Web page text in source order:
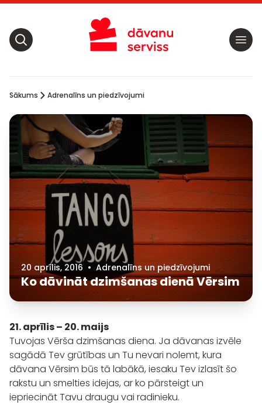
Sākums Adrenalīns un piedzīvojumi
20 aprīlis, 2016 • Adrenalīns un piedzīvojumi
Ko dāvināt dzimšanas dienā Vērsim
21. aprīlis – 20. maijs
Tuvojas Vērša dzimšanas diena. Ja dāvanas izvēle
sagādā Tev grūtības un Tu nevari nolemt, kura
dāvana Vērsim būs tā labākā, iesaku Tev izlasīt šo
rakstu un smelties idejas, ar ko pārsteigt un
iepriecināt Tavu draugu vai radinieku.